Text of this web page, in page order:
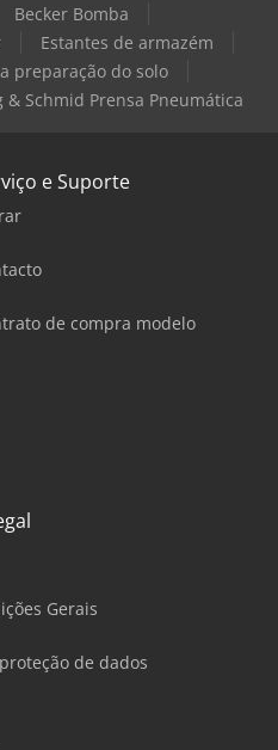
Becker Bomba
Estantes de armazém
preparação do solo
& Schmid Prensa Pneumática
e Suporte
de compra modelo
Gerais
de dados